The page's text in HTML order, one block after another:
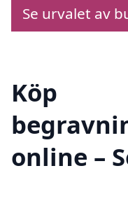
Se urvalet av
Köp
online –